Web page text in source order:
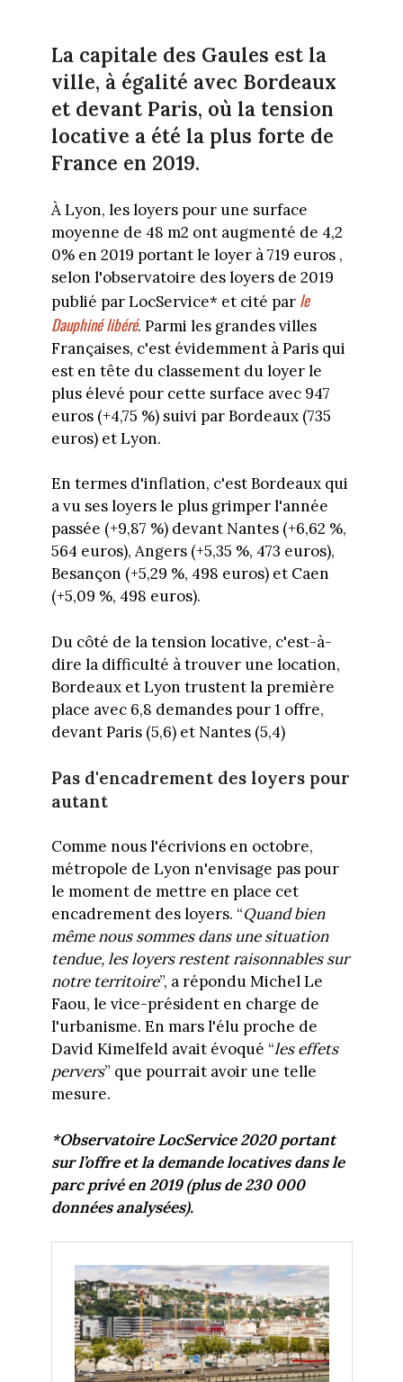
La capitale des Gaules est la
ville, à égalité avec Bordeaux
et devant Paris, où la tension
locative a été la plus forte de
France en 2019.
À Lyon, les loyers pour une surface
moyenne de 48 m2 ont augmenté de 4,2
0% en 2019 portant le loyer à 719 euros ,
selon l'observatoire des loyers de 2019
publié par LocService* et cité par le
Dauphiné libéré. Parmi les grandes villes
Françaises, c'est évidemment à Paris qui
est en tête du classement du loyer le
plus élevé pour cette surface avec 947
euros (+4,75 %) suivi par Bordeaux (735
euros) et Lyon.
En termes d'inflation, c'est Bordeaux qui
a vu ses loyers le plus grimper l'année
passée (+9,87 %) devant Nantes (+6,62 %,
564 euros), Angers (+5,35 %, 473 euros),
Besançon (+5,29 %, 498 euros) et Caen
(+5,09 %, 498 euros).
Du côté de la tension locative, c'est-à-
dire la difficulté à trouver une location,
Bordeaux et Lyon trustent la première
place avec 6,8 demandes pour 1 offre,
devant Paris (5,6) et Nantes (5,4)
Pas d'encadrement des loyers pour
autant
Comme nous l'écrivions en octobre,
métropole de Lyon n'envisage pas pour
le moment de mettre en place cet
encadrement des loyers. “Quand bien
même nous sommes dans une situation
tendue, les loyers restent raisonnables sur
notre territoire”, a répondu Michel Le
Faou, le vice-président en charge de
l'urbanisme. En mars l'élu proche de
David Kimelfeld avait évoqué “les effets
pervers” que pourrait avoir une telle
mesure.
*Observatoire LocService 2020 portant
sur l’offre et la demande locatives dans le
parc privé en 2019 (plus de 230 000
données analysées).